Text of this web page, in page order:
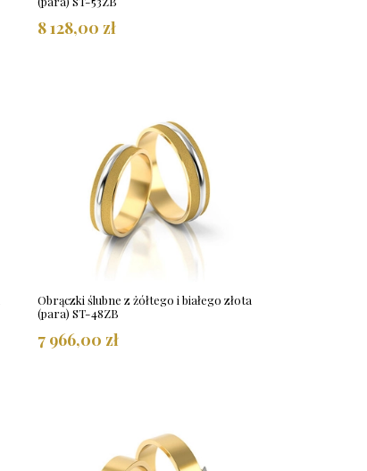
8 128,00 zł
Obrączki ślubne z żółtego i białego złota
(para) ST-48ZB
7 966,00 zł